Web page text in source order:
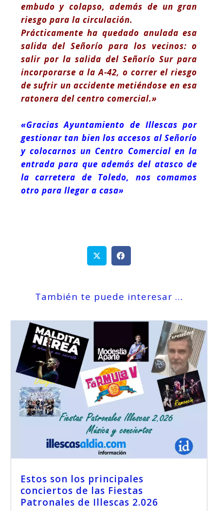
embudo y colapso, además de un gran
riesgo para la circulación.
Prácticamente ha quedado anulada esa
salida del Señorío para los vecinos: o
salir por la salida del Señorío Sur para
incorporarse a la A-42, o correr el riesgo
de sufrir un accidente metiéndose en esa
ratonera del centro comercial.»
«Gracias Ayuntamiento de Illescas por
gestionar tan bien los accesos al Señorío
y colocarnos un Centro Comercial en la
entrada para que además del atasco de
la carretera de Toledo, nos comamos
otro para llegar a casa»
También te puede interesar …
Estos son los principales
conciertos de las Fiestas
Patronales de Illescas 2.026